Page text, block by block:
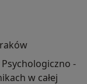
-
w całej